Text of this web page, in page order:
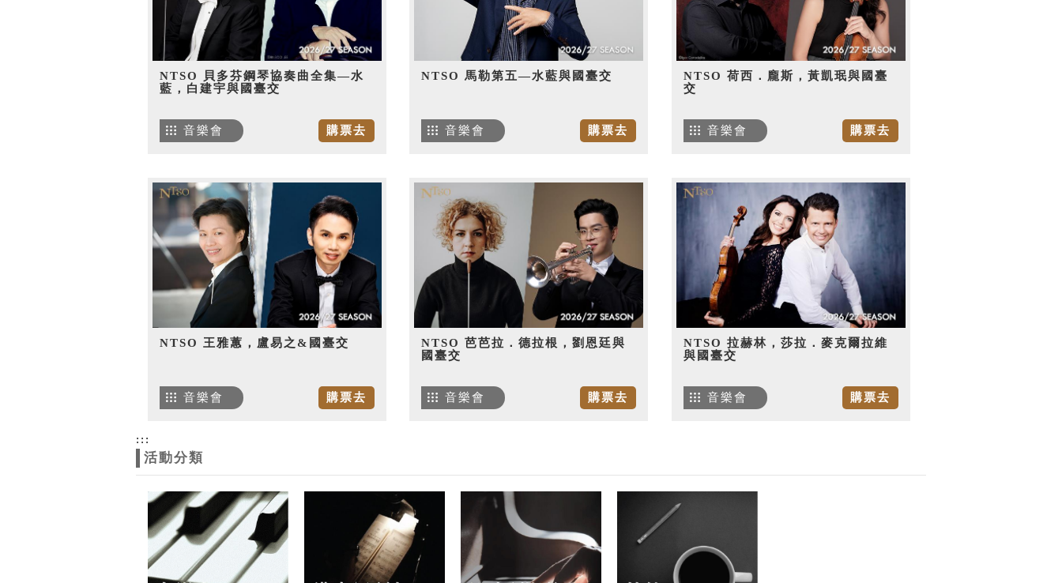
NTSO 貝多芬鋼琴協奏曲全集—水
藍，白建宇與國臺交
購票去
音樂會
NTSO 馬勒第五—水藍與國臺交
購票去
音樂會
NTSO 荷西．龐斯，黃凱珉與國臺
交
購票去
音樂會
NTSO 王雅蕙，盧易之&國臺交
購票去
音樂會
NTSO 芭芭拉．德拉根，劉恩廷與
國臺交
購票去
音樂會
NTSO 拉赫林，莎拉．麥克爾拉維
與國臺交
購票去
音樂會
:::
活動分類